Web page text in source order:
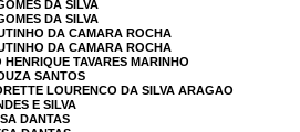
DA SILVA
DA SILVA
DA CAMARA ROCHA
DA CAMARA ROCHA
TAVARES MARINHO
SANTOS
LOURENCO DA SILVA ARAGAO
E SILVA
DANTAS